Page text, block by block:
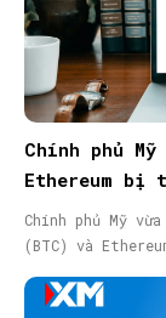
Chính phủ
Ethereum bị
Chính phủ Mỹ
(BTC) và